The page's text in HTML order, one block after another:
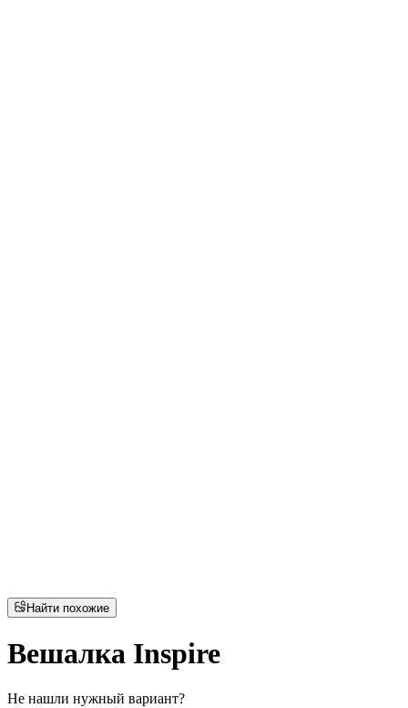
Найти похожие
Вешалка Inspire
Не нашли нужный вариант?